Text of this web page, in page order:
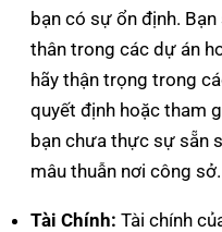
bạn có sự ổn định.
thân trong các dự án
hãy thận trọng trong
quyết định hoặc tham
bạn chưa thực sự sẵn
mâu thuẫn nơi công sở.
Tài Chính: Tài chính